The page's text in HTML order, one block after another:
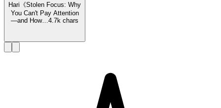
Hari《Stolen Focus: Why
You Can't Pay Attention
—and How… 4.7k chars